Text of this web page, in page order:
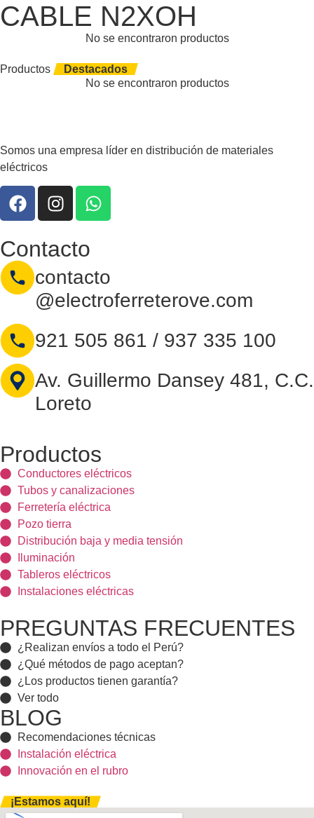
CABLE N2XOH
No se encontraron productos
Productos
Destacados
No se encontraron productos
Somos una empresa líder en distribución de materiales
eléctricos
Contacto
contacto
@electroferreterove.com
921 505 861 / 937 335 100
Av. Guillermo Dansey 481, C.C.
Loreto
Productos
Conductores eléctricos
Tubos y canalizaciones
Ferretería eléctrica
Pozo tierra
Distribución baja y media tensión
Iluminación
Tableros eléctricos
Instalaciones eléctricas
PREGUNTAS FRECUENTES
¿Realizan envíos a todo el Perú?
¿Qué métodos de pago aceptan?
¿Los productos tienen garantía?
Ver todo
BLOG
Recomendaciones técnicas
Instalación eléctrica
Innovación en el rubro
¡Estamos aquí!